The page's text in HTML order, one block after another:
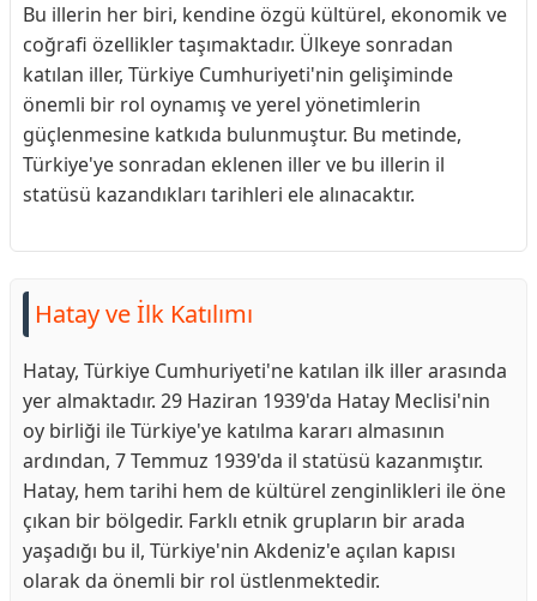
Bu illerin her biri, kendine özgü kültürel, ekonomik ve
coğrafi özellikler taşımaktadır. Ülkeye sonradan
katılan iller, Türkiye Cumhuriyeti'nin gelişiminde
önemli bir rol oynamış ve yerel yönetimlerin
güçlenmesine katkıda bulunmuştur. Bu metinde,
Türkiye'ye sonradan eklenen iller ve bu illerin il
statüsü kazandıkları tarihleri ele alınacaktır.
Hatay ve İlk Katılımı
Hatay, Türkiye Cumhuriyeti'ne katılan ilk iller arasında
yer almaktadır. 29 Haziran 1939'da Hatay Meclisi'nin
oy birliği ile Türkiye'ye katılma kararı almasının
ardından, 7 Temmuz 1939'da il statüsü kazanmıştır.
Hatay, hem tarihi hem de kültürel zenginlikleri ile öne
çıkan bir bölgedir. Farklı etnik grupların bir arada
yaşadığı bu il, Türkiye'nin Akdeniz'e açılan kapısı
olarak da önemli bir rol üstlenmektedir.